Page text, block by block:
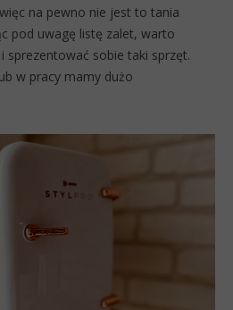
na pewno nie jest to tania
pod uwagę listę zalet, warto
sprezentować sobie taki sprzęt.
w pracy mamy dużo